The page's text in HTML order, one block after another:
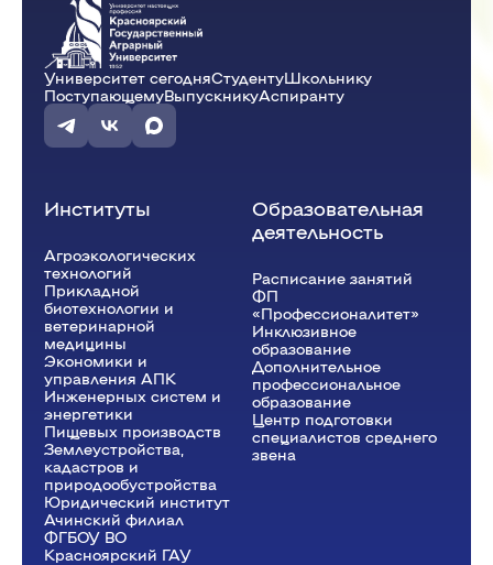
14:00 - 15:30
Оптимизация минерального питания
Ульянова О.А.
Университет сегодняСтудентуШкольнику
ПоступающемуВыпускникуАспиранту
Институты
Агроэкологических
технологий
Прикладной
биотехнологии и
ветеринарной
медицины
Экономики и
управления АПК
Инженерных систем и
энергетики
Пищевых производств
Землеустройства,
кадастров и
природообустройства
Юридический институт
Ачинский филиал
ФГБОУ ВО
Красноярский ГАУ
Образовательная
деятельность
Расписание занятий
ФП
«Профессионалитет»
Инклюзивное
образование
Дополнительное
профессиональное
образование
Центр подготовки
специалистов среднего
звена